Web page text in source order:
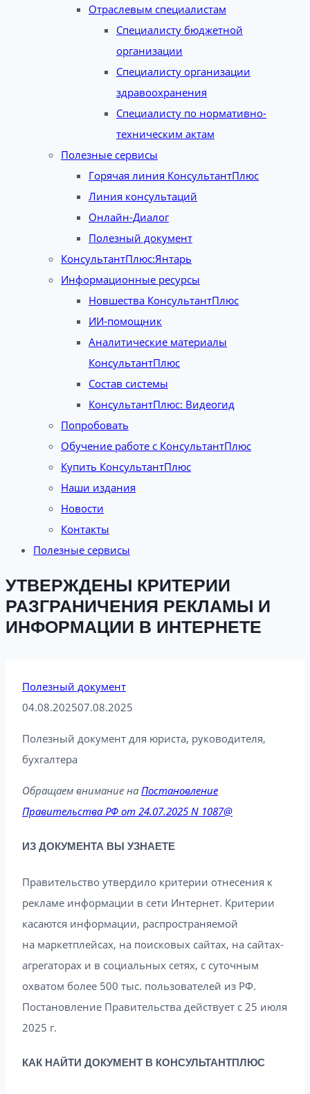
Отраслевым специалистам
Специалисту бюджетной
организации
Специалисту организации
здравоохранения
Специалисту по нормативно-
техническим актам
Полезные сервисы
Горячая линия КонсультантПлюс
Линия консультаций
Онлайн-Диалог
Полезный документ
КонсультантПлюс:Янтарь
Информационные ресурсы
Новшества КонсультантПлюс
ИИ-помощник
Аналитические материалы
КонсультантПлюс
Состав системы
КонсультантПлюс: Видеогид
Попробовать
Обучение работе с КонсультантПлюс
Купить КонсультантПлюс
Наши издания
Новости
Контакты
Полезные сервисы
УТВЕРЖДЕНЫ КРИТЕРИИ
РАЗГРАНИЧЕНИЯ РЕКЛАМЫ И
ИНФОРМАЦИИ В ИНТЕРНЕТЕ
Полезный документ
04.08.202507.08.2025
Полезный документ для юриста, руководителя,
бухгалтера
Обращаем внимание на Постановление
Правительства РФ от 24.07.2025 N 1087@
ИЗ ДОКУМЕНТА ВЫ УЗНАЕТЕ
Правительство утвердило критерии отнесения к
рекламе информации в сети Интернет. Критерии
касаются информации, распространяемой
на маркетплейсах, на поисковых сайтах, на сайтах-
агрегаторах и в социальных сетях, с суточным
охватом более 500 тыс. пользователей из РФ.
Постановление Правительства действует с 25 июля
2025 г.
КАК НАЙТИ ДОКУМЕНТ В КОНСУЛЬТАНТПЛЮС